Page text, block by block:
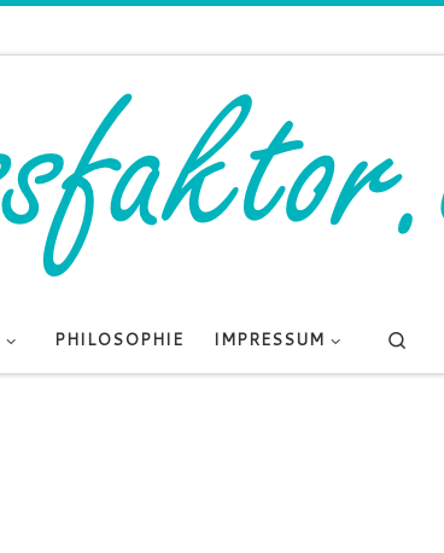
PHILOSOPHIE IMPRESSUM